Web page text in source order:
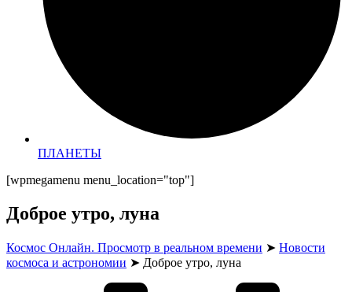
ПЛАНЕТЫ
[wpmegamenu menu_location="top"]
Доброе утро, луна
Космос Онлайн. Просмотр в реальном времени ➤ Новости
космоса и астрономии ➤ Доброе утро, луна